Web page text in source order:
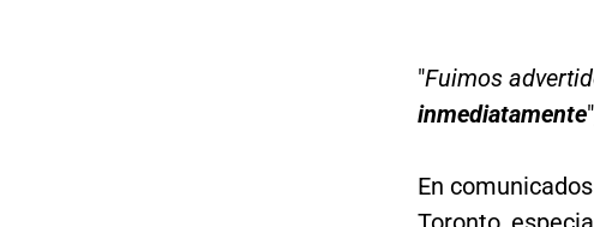
"Fuimos
inmediatamente
En